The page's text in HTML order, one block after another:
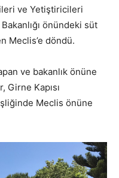
ve Yetiştiricileri
önündeki süt
Meclis’e döndü.
ve bakanlık önüne
Kapısı
Meclis önüne